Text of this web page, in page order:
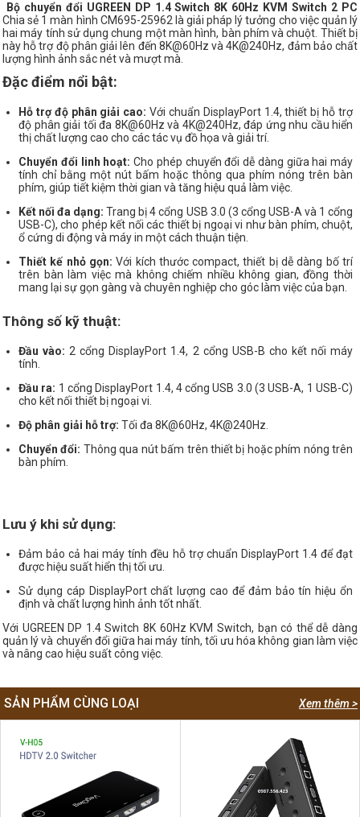
Bộ chuyển đổi UGREEN DP 1.4 Switch 8K 60Hz KVM Switch 2 PC
Chia sẻ 1 màn hình CM695-25962 là giải pháp lý tưởng cho việc quản lý
hai máy tính sử dụng chung một màn hình, bàn phím và chuột. Thiết bị
này hỗ trợ độ phân giải lên đến 8K@60Hz và 4K@240Hz, đảm bảo chất
lượng hình ảnh sắc nét và mượt mà.
Đặc điểm nổi bật:
Hỗ trợ độ phân giải cao: Với chuẩn DisplayPort 1.4, thiết bị hỗ trợ
độ phân giải tối đa 8K@60Hz và 4K@240Hz, đáp ứng nhu cầu hiển
thị chất lượng cao cho các tác vụ đồ họa và giải trí.
Chuyển đổi linh hoạt: Cho phép chuyển đổi dễ dàng giữa hai máy
tính chỉ bằng một nút bấm hoặc thông qua phím nóng trên bàn
phím, giúp tiết kiệm thời gian và tăng hiệu quả làm việc.
Kết nối đa dạng: Trang bị 4 cổng USB 3.0 (3 cổng USB-A và 1 cổng
USB-C), cho phép kết nối các thiết bị ngoại vi như bàn phím, chuột,
ổ cứng di động và máy in một cách thuận tiện.
Thiết kế nhỏ gọn: Với kích thước compact, thiết bị dễ dàng bố trí
trên bàn làm việc mà không chiếm nhiều không gian, đồng thời
mang lại sự gọn gàng và chuyên nghiệp cho góc làm việc của bạn.
Thông số kỹ thuật:
Đầu vào: 2 cổng DisplayPort 1.4, 2 cổng USB-B cho kết nối máy
tính.
Đầu ra: 1 cổng DisplayPort 1.4, 4 cổng USB 3.0 (3 USB-A, 1 USB-C)
cho kết nối thiết bị ngoại vi.
Độ phân giải hỗ trợ: Tối đa 8K@60Hz, 4K@240Hz.
Chuyển đổi: Thông qua nút bấm trên thiết bị hoặc phím nóng trên
bàn phím.
Lưu ý khi sử dụng:
Đảm bảo cả hai máy tính đều hỗ trợ chuẩn DisplayPort 1.4 để đạt
được hiệu suất hiển thị tối ưu.
Sử dụng cáp DisplayPort chất lượng cao để đảm bảo tín hiệu ổn
định và chất lượng hình ảnh tốt nhất.
Với UGREEN DP 1.4 Switch 8K 60Hz KVM Switch, bạn có thể dễ dàng
quản lý và chuyển đổi giữa hai máy tính, tối ưu hóa không gian làm việc
và nâng cao hiệu suất công việc.
Xem thêm >
SẢN PHẨM CÙNG LOẠI